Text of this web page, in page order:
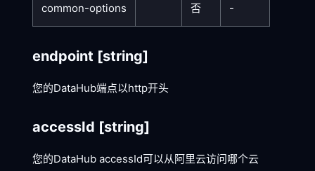
common-options 否 -
endpoint [string]
您的DataHub端点以http开头
accessId [string]
您的DataHub accessId可以从阿里云访问哪个云